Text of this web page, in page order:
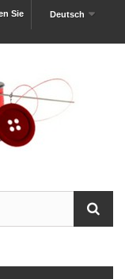
Deutsch
Sie